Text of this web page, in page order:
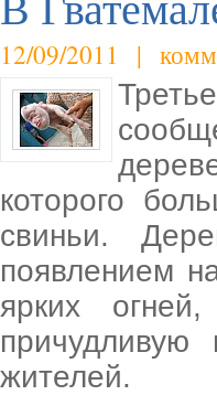
12/09/2011 |
которого
свиньи.
появлением
ярких
причудливую
жителей.